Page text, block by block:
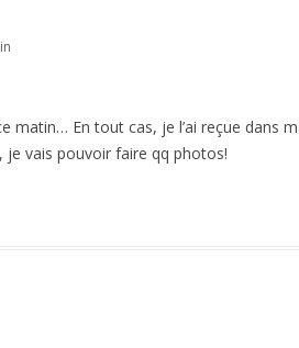
matin… En tout cas, je l’ai reçue dans
je vais pouvoir faire qq photos!